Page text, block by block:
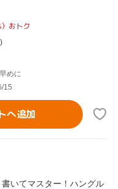
おトク
めに
15
へ追加
いてマスター！ハングル